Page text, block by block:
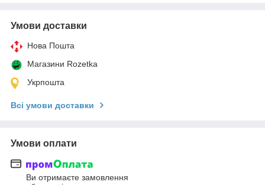
Умови доставки
Нова Пошта
Магазини Rozetka
Укрпошта
Всі умови доставки
Умови оплати
Ви отримаєте замовлення